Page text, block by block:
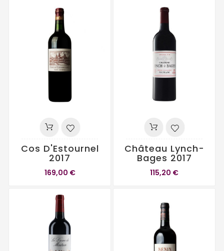
Cos D'Estournel
2017
169,00 €
Château Lynch-
Bages 2017
115,20 €